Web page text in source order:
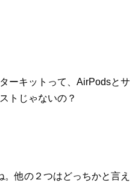
ーキットって、AirPodsとサ
トじゃないの？
他の２つはどっちかと言え